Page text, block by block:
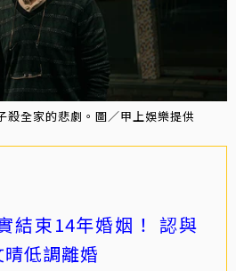
殺全家的悲劇。圖／甲上娛樂提供
結束14年婚姻！ 認與
低調離婚